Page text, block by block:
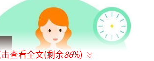
查看全文(剩余86%)